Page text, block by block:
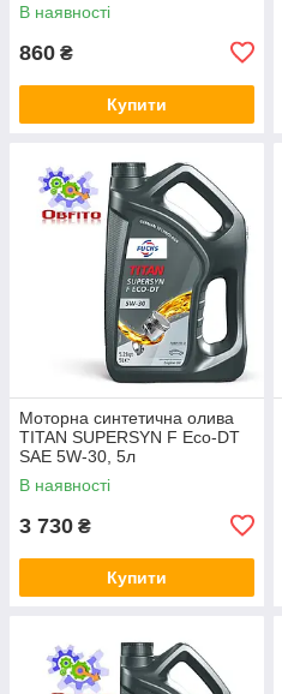
В наявності
860 ₴
Купити
Моторна синтетична олива
TITAN SUPERSYN F Eco-DT
SAE 5W-30, 5л
В наявності
3 730 ₴
Купити